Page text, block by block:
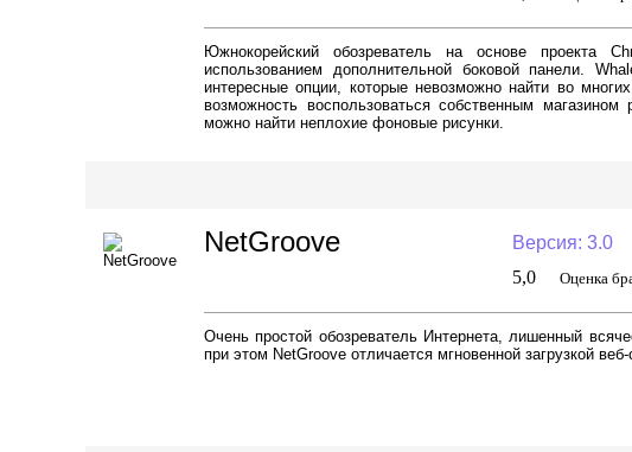
NetGroove
5,0 Оценка
Версия: 3.0
Очень простой обозреватель Интернета, лишенный
при этом NetGroove отличается мгновенной загрузкой
Южнокорейский обозреватель на основе проекта
использованием дополнительной боковой панели.
интересные опции, которые невозможно найти во
возможность воспользоваться собственным
можно найти неплохие фоновые рисунки.